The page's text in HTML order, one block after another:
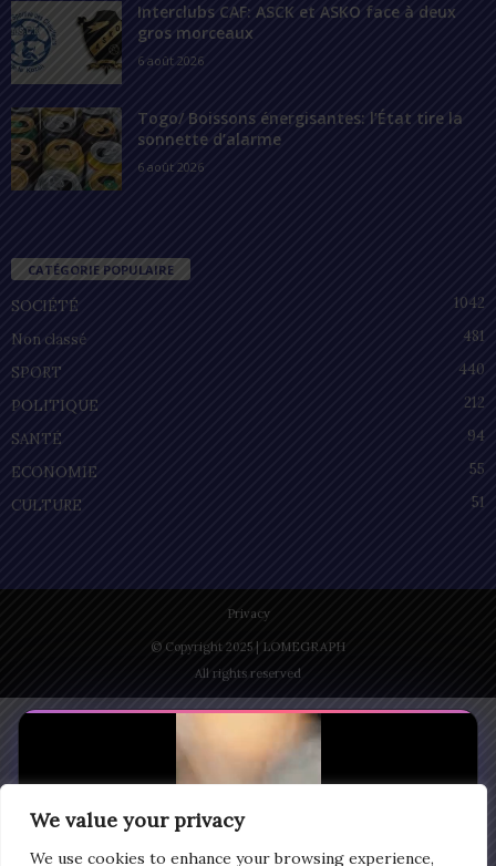
We value your privacy
We use cookies to enhance your browsing experience,
Interclubs CAF: ASCK et ASKO face à deux
gros morceaux
6 août 2026
Togo/ Boissons énergisantes: l’État tire la
sonnette d’alarme
6 août 2026
CATÉGORIE POPULAIRE
SOCIÉTÉ
1042
Non classé
481
SPORT
440
POLITIQUE
212
SANTÉ
94
ECONOMIE
55
CULTURE
51
Privacy
© Copyright 2025 | LOMEGRAPH
All rights reserved